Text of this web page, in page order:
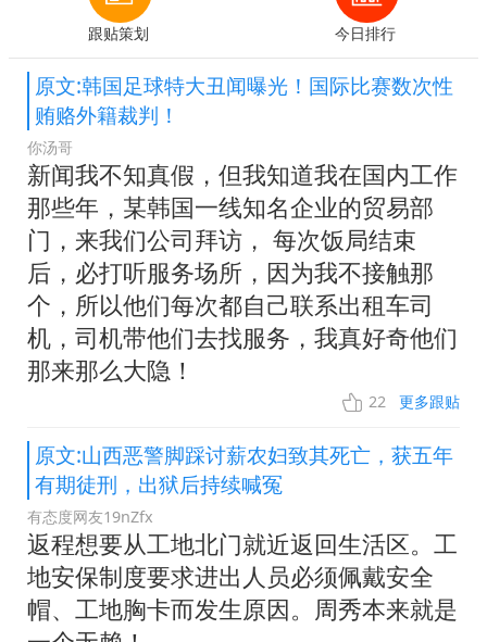
跟贴策划 今日排行
原文:韩国足球特大丑闻曝光！国际比赛数次性
贿赂外籍裁判！
你汤哥
新闻我不知真假，但我知道我在国内工作
那些年，某韩国一线知名企业的贸易部
门，来我们公司拜访， 每次饭局结束
后，必打听服务场所，因为我不接触那
个，所以他们每次都自己联系出租车司
机，司机带他们去找服务，我真好奇他们
那来那么大隐！
22 更多跟贴
原文:山西恶警脚踩讨薪农妇致其死亡，获五年
有期徒刑，出狱后持续喊冤
有态度网友19nZfx
返程想要从工地北门就近返回生活区。工
地安保制度要求进出人员必须佩戴安全
帽、工地胸卡而发生原因。周秀本来就是